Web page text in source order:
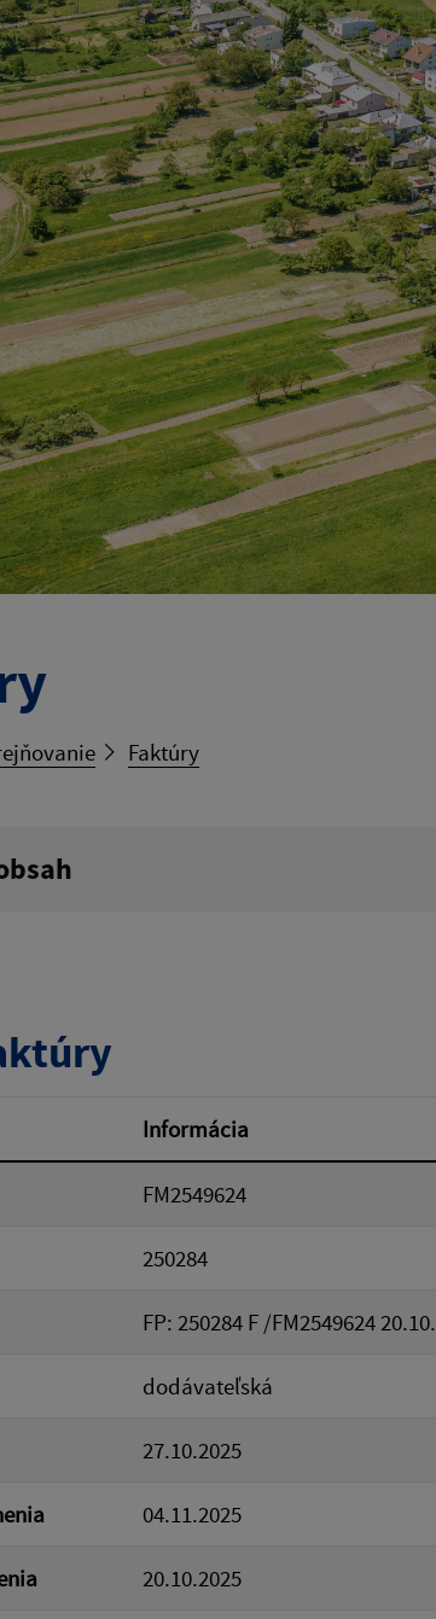
Faktúry
Informácia
FM2549624
250284
FP: 250284 F /FM2549624
dodávateľská
27.10.2025
04.11.2025
20.10.2025